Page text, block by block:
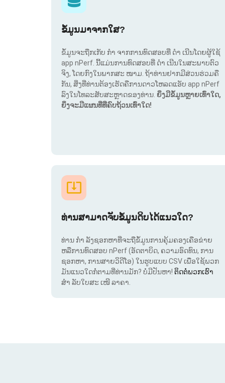
ຂໍ້ມູນມາຈາກໃສ?
ຂໍ້ມູນຈະຖືກເກັບ ກຳ ຈາກການທົດສອບທີ່ ດຳ ເນີນໂດຍຜູ້ໃຊ້
app nPerf. ນີ້ແມ່ນການທົດສອບທີ່ ດຳ ເນີນໃນສະພາບຕົວ
ຈິງ, ໂດຍກົງໃນພາກສະ ໜາມ. ຖ້າທ່ານຢາກມີສ່ວນຮ່ວມຄື
ກັນ, ສິ່ງທີ່ທ່ານຕ້ອງເຮັດຄືການດາວໂຫລດແອັບ app nPerf
ລົງໃນໂທລະສັບສະຫຼາດຂອງທ່ານ. ຍິ່ງມີຂໍ້ມູນຫຼາຍເທົ່າໃດ,
ຍິ່ງຈະມີແຜນທີ່ທີ່ຄົບຖ້ວນເທົ່າໃດ!
ທ່ານສາມາດຈັບຂໍ້ມູນດິບໄດ້ແນວໃດ?
ທ່ານ ກຳ ລັງຊອກຫາທີ່ຈະຖືຂໍ້ມູນການຄຸ້ມຄອງເຄືອຂ່າຍ
ຫລືການທົດສອບ nPerf (ອັດຕາບິດ, ຄວາມອົດທົນ, ການ
ຊອກຫາ, ການສາຍວິດີໂອ) ໃນຮູບແບບ CSV ເພື່ອໃຊ້ພວກ
ມັນແນວໃດກໍ່ຕາມທີ່ທ່ານມັກ? ບໍ່ມີປັນຫາ! ຕິດຕໍ່ພວກເຮົາ
ສຳ ລັບໃບສະ ເໜີ ລາຄາ.